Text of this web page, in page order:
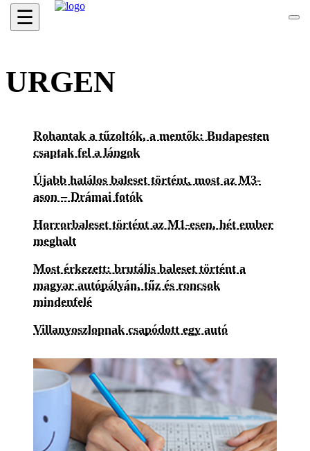
☰
URGEN
Rohantak a tűzoltók, a mentők: Budapesten
csaptak fel a lángok
Újabb halálos baleset történt, most az M3-
ason – Drámai fotók
Horrorbaleset történt az M1-esen, hét ember
meghalt
Most érkezett: brutális baleset történt a
magyar autópályán, tűz és roncsok
mindenfelé
Villanyoszlopnak csapódott egy autó